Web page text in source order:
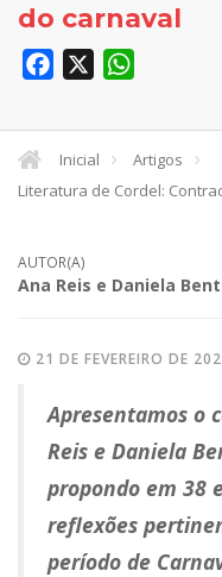
do carnaval
Facebook
Inicial
Artigos
Literatura de Cordel:
AUTOR(A)
Ana Reis e Daniela
21 DE FEVEREIRO DE
Apresentamos o
Reis e Daniela
propondo em 38
reflexões
período de